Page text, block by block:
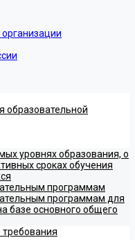
образовательной
уровнях образования, о
сроках обучения
программам
программам для
базе основного общего